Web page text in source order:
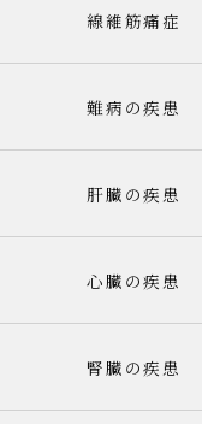
線維筋痛症
難病の疾患
肝臓の疾患
心臓の疾患
腎臓の疾患